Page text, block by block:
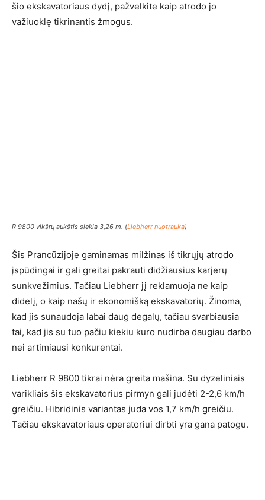
šio ekskavatoriaus dydį, pažvelkite kaip atrodo jo
važiuoklę tikrinantis žmogus.
R 9800 vikšrų aukštis siekia 3,26 m. (Liebherr nuotrauka)
Šis Prancūzijoje gaminamas milžinas iš tikrųjų atrodo
įspūdingai ir gali greitai pakrauti didžiausius karjerų
sunkvežimius. Tačiau Liebherr jį reklamuoja ne kaip
didelį, o kaip našų ir ekonomišką ekskavatorių. Žinoma,
kad jis sunaudoja labai daug degalų, tačiau svarbiausia
tai, kad jis su tuo pačiu kiekiu kuro nudirba daugiau darbo
nei artimiausi konkurentai.
Liebherr R 9800 tikrai nėra greita mašina. Su dyzeliniais
varikliais šis ekskavatorius pirmyn gali judėti 2-2,6 km/h
greičiu. Hibridinis variantas juda vos 1,7 km/h greičiu.
Tačiau ekskavatoriaus operatoriui dirbti yra gana patogu.